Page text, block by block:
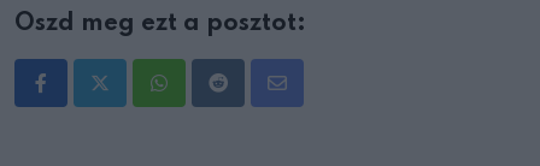
Oszd meg ezt a posztot:
WhatsappRedditShare